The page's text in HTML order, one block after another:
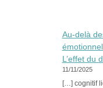
Au-delà
L’effet du
11/11/2025
[…] cognitif